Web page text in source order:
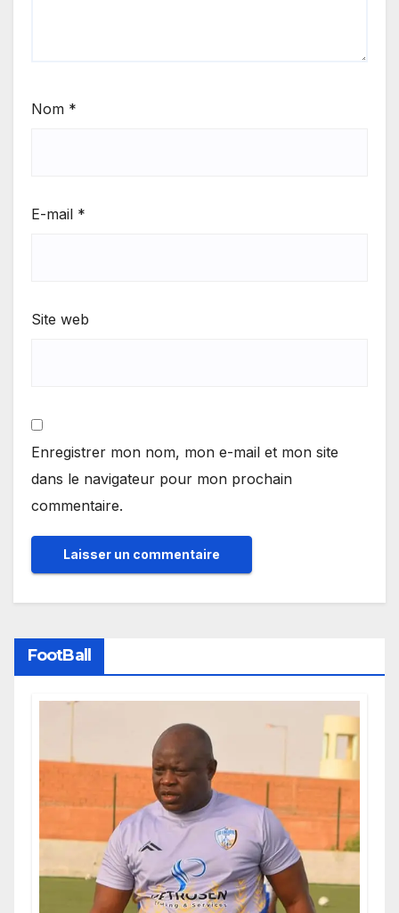
Nom *
E-mail *
Site web
Enregistrer mon nom, mon e-mail et mon site
dans le navigateur pour mon prochain
commentaire.
FootBall